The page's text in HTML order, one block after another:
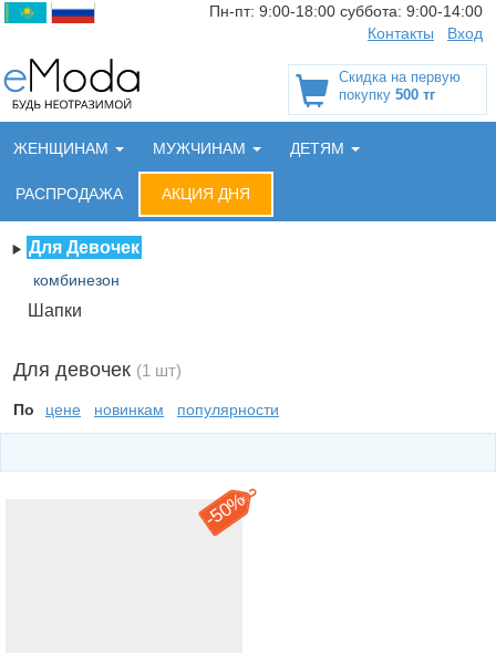
Пн-пт: 9:00-18:00 суббота: 9:00-14:00
Контакты
Вход
Скидка на первую
покупку 500 тг
ЖЕНЩИНАМ МУЖЧИНАМ ДЕТЯМ
РАСПРОДАЖА АКЦИЯ ДНЯ
Для Девочек
комбинезон
Шапки
Для девочек (1 шт)
По цене новинкам популярности
-
50%